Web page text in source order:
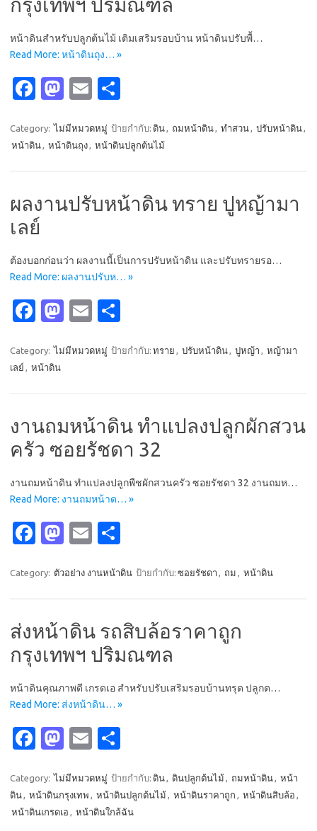
กรุงเทพฯ ปริมณฑล
หน้าดินสำหรับปลูกต้นไม้ เติมเสริมรอบบ้าน หน้าดินปรับพื้…
Read More: หน้าดินถุง… »
Fa
e
b
o
k
M
t
o
o
E
ail ar
e
Category: ไม่มีหมวดหมู่ ป้ายกำกับ: ดิน ถมหน้าดิน ทำสวน ปรับหน้าดิน
หน้าดิน
หน้าดินถุง หน้าดินปลูกต้นไม้
ผลงานปรับหน้าดิน ทราย ปูหญ้ามา
เลย์
ต้องบอกก่อนว่า ผลงานนี้เป็นการปรับหน้าดิน และปรับทรายรอ…
Read More: ผลงานปรับห… »
Fa
e
b
o
k
M
t
o
n
E
ail ar
Category: ไม่มีหมวดหมู่ ป้ายกำกับ: ทราย ปรับหน้าดิน ปูหญ้า
หญ้ามา
เลย์
หน้าดิน
งานถมหน้าดิน ทำแปลงปลูกผักสวน
ครัว ซอยรัชดา 32
งานถมหน้าดิน ทำแปลงปลูกพืชผักสวนครัว ซอยรัชดา 32 งานถมห…
Read More: งานถมหน้าด… »
Fa
e
o
o
k
M
t
d
o
n
E
ail ar
Category: ตัวอย่าง งานหน้าดิน ป้ายกำกับ: ซอยรัชดา ถม หน้าดิน
ส่งหน้าดิน รถสิบล้อราคาถูก
กรุงเทพฯ ปริมณฑล
หน้าดินคุณภาพดี เกรดเอ สำหรับปรับเสริมรอบบ้านทรุด ปลูกต…
Read More: ส่งหน้าดิน… »
Fa
e
b
M
t
o
E
ail ar
e
Category: ไม่มีหมวดหมู่ ป้ายกำกับ: ดิน ดินปลูกต้นไม้ ถมหน้าดิน
หน้า
ดิน
หน้าดินกรุงเทพ หน้าดินปลูกต้นไม้ หน้าดินราคาถูก หน้าดินสิบล้อ
หน้าดินเกรดเอ
หน้าดินใกล้ฉัน